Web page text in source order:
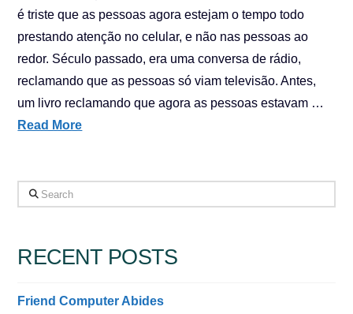
é triste que as pessoas agora estejam o tempo todo
prestando atenção no celular, e não nas pessoas ao
redor. Século passado, era uma conversa de rádio,
reclamando que as pessoas só viam televisão. Antes,
um livro reclamando que agora as pessoas estavam …
Read More
Search
RECENT POSTS
Friend Computer Abides